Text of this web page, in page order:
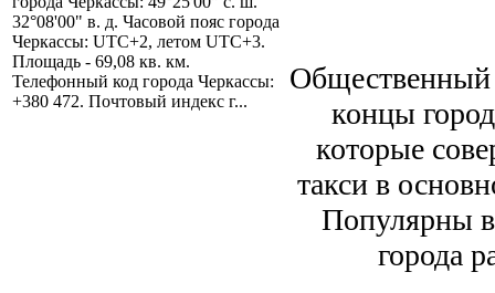
32°08'00" в. д. Часовой пояс города
Черкассы: UTC+2, летом UTC+3.
Площадь - 69,08 кв. км.
Телефонный код города Черкассы:
+380 472. Почтовый индекс г...
Общественный
концы
которые
такси в
Популярны
города